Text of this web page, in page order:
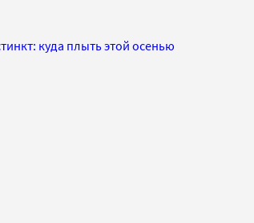
куда плыть этой осенью